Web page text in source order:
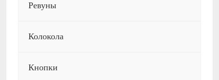
Ревуны
Колокола
Кнопки